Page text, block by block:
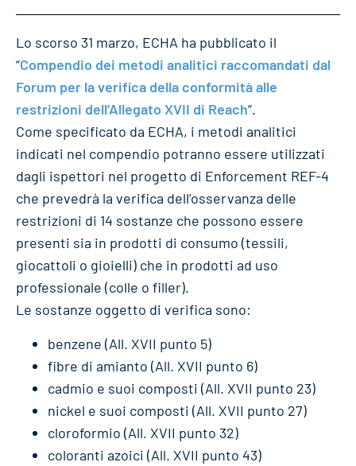
Lo scorso 31 marzo, ECHA ha pubblicato il
“Compendio dei metodi analitici raccomandati dal
Forum per la verifica della conformità alle
restrizioni dell’Allegato XVII di Reach“.
Come specificato da ECHA, i metodi analitici
indicati nel compendio potranno essere utilizzati
dagli ispettori nel progetto di Enforcement REF-4
che prevedrà la verifica dell’osservanza delle
restrizioni di 14 sostanze che possono essere
presenti sia in prodotti di consumo (tessili,
giocattoli o gioielli) che in prodotti ad uso
professionale (colle o filler).
Le sostanze oggetto di verifica sono:
benzene (All. XVII punto 5)
fibre di amianto (All. XVII punto 6)
cadmio e suoi composti (All. XVII punto 23)
nickel e suoi composti (All. XVII punto 27)
cloroformio (All. XVII punto 32)
coloranti azoici (All. XVII punto 43)